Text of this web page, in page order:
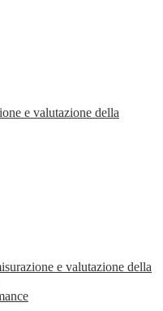
e valutazione della
e valutazione della